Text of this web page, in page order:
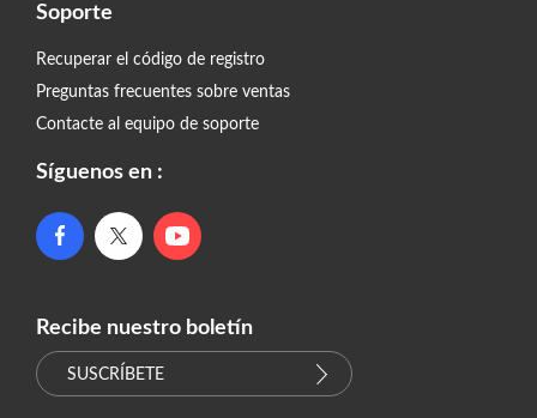
Soporte
Recuperar el código de registro
Preguntas frecuentes sobre ventas
Contacte al equipo de soporte
Síguenos en :
Recibe nuestro boletín
SUSCRÍBETE